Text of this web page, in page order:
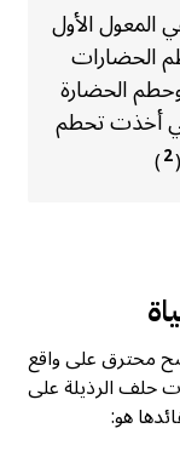
الأول
الحضارات
وحطم الحضارة
أخذت تحطم
(
2
)
محترق على واقع
حلف الرذيلة على
هو: